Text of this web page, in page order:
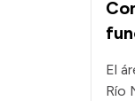
El
Río